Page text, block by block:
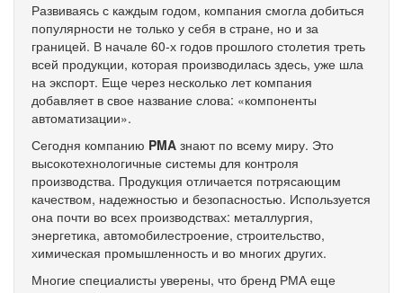
Развиваясь с каждым годом, компания смогла добиться
популярности не только у себя в стране, но и за
границей. В начале 60-х годов прошлого столетия треть
всей продукции, которая производилась здесь, уже шла
на экспорт. Еще через несколько лет компания
добавляет в свое название слова: «компоненты
автоматизации».
Сегодня компанию PMA знают по всему миру. Это
высокотехнологичные системы для контроля
производства. Продукция отличается потрясающим
качеством, надежностью и безопасностью. Используется
она почти во всех производствах: металлургия,
энергетика, автомобилестроение, строительство,
химическая промышленность и во многих других.
Многие специалисты уверены, что бренд РМА еще